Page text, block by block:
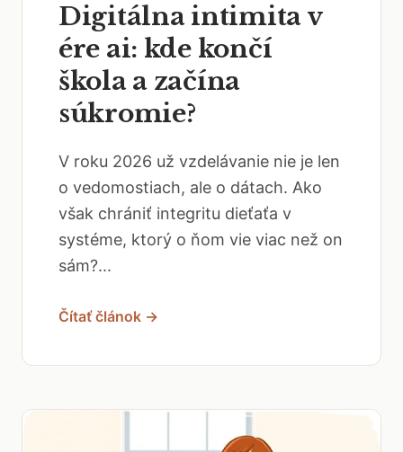
Digitálna intimita v
ére ai: kde končí
škola a začína
súkromie?
V roku 2026 už vzdelávanie nie je len
o vedomostiach, ale o dátach. Ako
však chrániť integritu dieťaťa v
systéme, ktorý o ňom vie viac než on
sám?...
Čítať článok →